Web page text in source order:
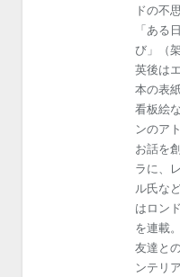
ドの不
「ある
び」（
英後は
本の表
看板絵
ンのア
お話を
ラに、
ル氏な
はロン
を連載
友達と
ンテリ